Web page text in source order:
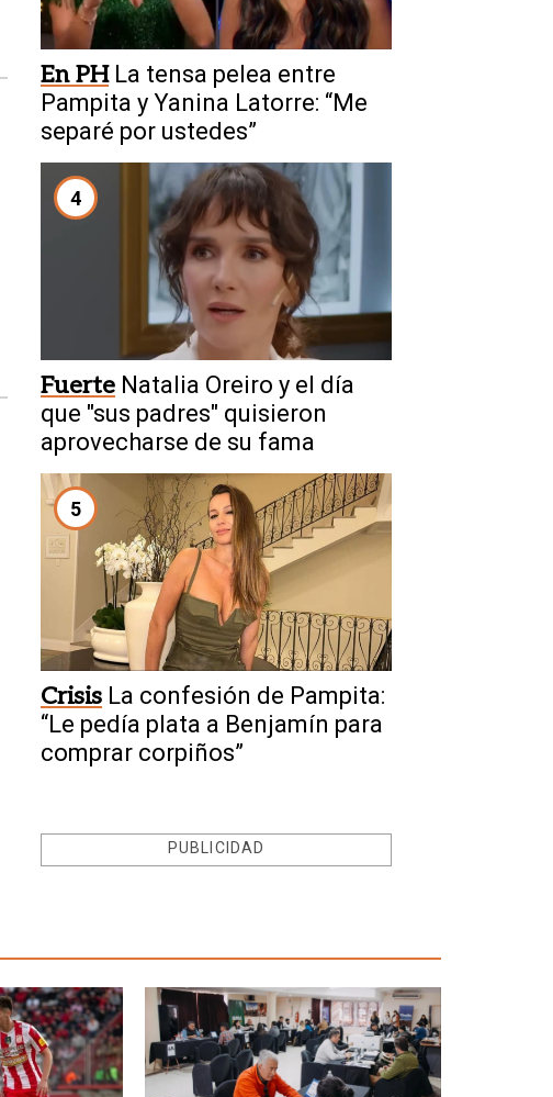
En PH La tensa pelea entre
Pampita y Yanina Latorre: “Me
separé por ustedes”
4
Fuerte Natalia Oreiro y el día
que "sus padres" quisieron
aprovecharse de su fama
5
Crisis La confesión de Pampita:
“Le pedía plata a Benjamín para
comprar corpiños”
PUBLICIDAD